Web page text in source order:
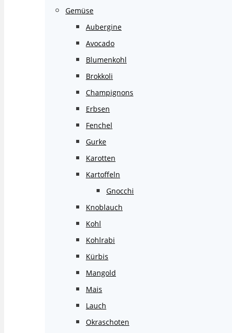
Gemüse
Aubergine
Avocado
Blumenkohl
Brokkoli
Champignons
Erbsen
Fenchel
Gurke
Karotten
Kartoffeln
Gnocchi
Knoblauch
Kohl
Kohlrabi
Kürbis
Mangold
Mais
Lauch
Okraschoten